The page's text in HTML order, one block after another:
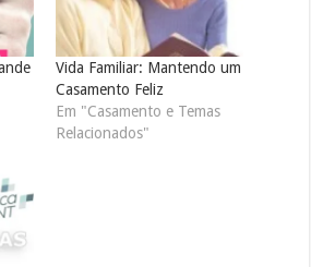
Vida Familiar: Mantendo um
Casamento Feliz
Em "Casamento e Temas
Relacionados"